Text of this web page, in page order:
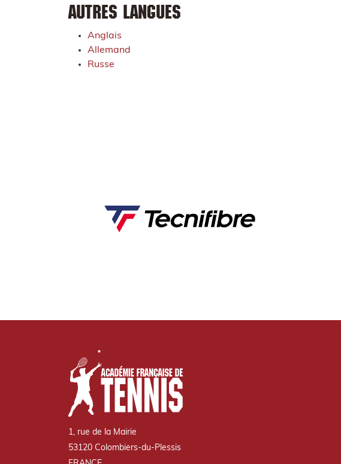
Autres langues
Anglais
Allemand
Russe
1, rue de la Mairie
53120 Colombiers-du-Plessis